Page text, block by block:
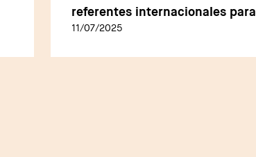
referentes internacionales para
una velada única
11/07/2025